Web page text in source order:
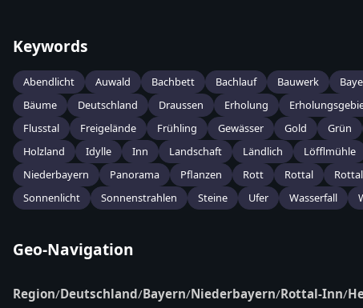
Keywords
Abendlicht Auwald Bachbett Bachlauf Bauwerk
Bäume
Deutschland Draussen Erholung
Flusstal
Freigelände Frühling Gewässer Gold Grün
Holzland
Idylle Inn Landschaft Ländlich Löfflmühle
Niederbayern
Panorama Pflanzen Rott Rottal
Sonnenlicht
Sonnenstrahlen Steine Ufer Wasserfall
Geo-Navigation
Region/Deutschland/Bayern/Niederbayern/Rottal-Inn/